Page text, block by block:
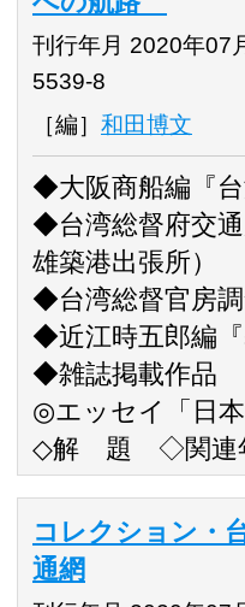
刊行年月 2020年07
5539-8
［編］ 和田博文
◆大阪商船編『
◆台湾総督府交
雄築港出張所）
◆台湾総督官房
◆近江時五郎編
◆雑誌掲載作品
◎エッセイ「日
◇解 題 ◇関連
コレクション・
通網